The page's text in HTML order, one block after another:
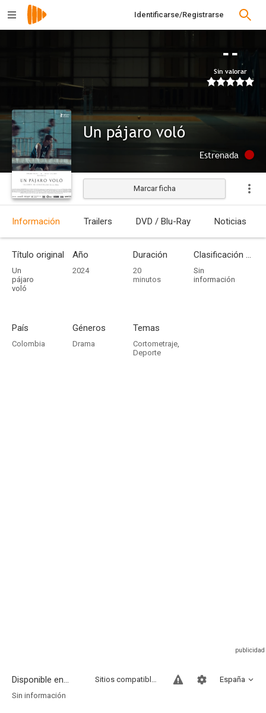
Identificarse/Registrarse
--
Sin valorar
Un pájaro voló
Estrenada
Marcar ficha
Información Trailers DVD / Blu-Ray Noticias
Título original
Un
pájaro
voló
Año
2024
Duración
20
minutos
Clasificación por edades
Sin
información
País
Colombia
Géneros
Drama
Temas
Cortometraje,
Deporte
Disponible en... España
Sitios compatibles
Sin información